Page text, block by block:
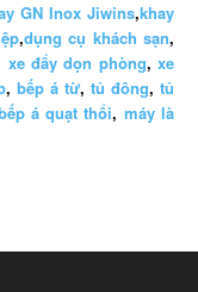
GN Inox Jiwins,khay
,dụng cụ khách sạn,
xe đẩy dọn phòng,xe
,bếp á từ,tủ đông,tủ
á quạt thổi, máy là